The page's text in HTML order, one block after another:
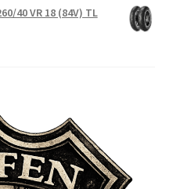
40 VR 18 (84V) TL